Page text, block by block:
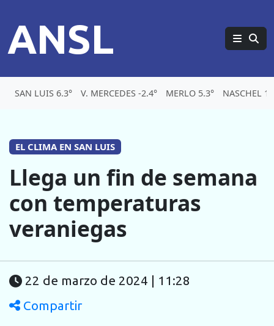
ANSL
SAN LUIS 6.3° V. MERCEDES -2.4° MERLO 5.3° NASCHEL
EL CLIMA EN SAN LUIS
Llega un fin de semana
con temperaturas
veraniegas
22 de marzo de 2024 | 11:28
Compartir